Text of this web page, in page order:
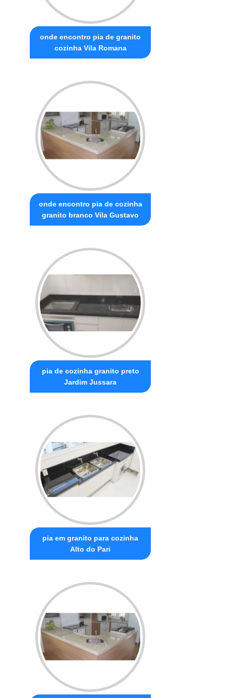
onde encontro pia de granito
cozinha Vila Romana
onde encontro pia de cozinha
granito branco Vila Gustavo
pia de cozinha granito preto
Jardim Jussara
pia em granito para cozinha
Alto do Pari